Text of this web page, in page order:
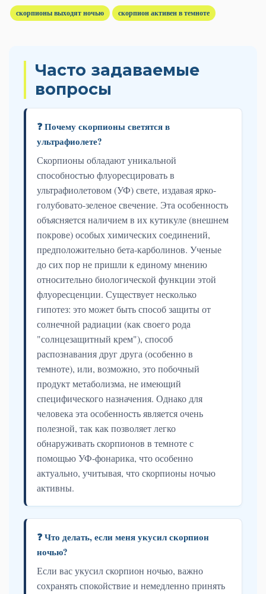
скорпионы выходят ночью скорпион активен в темноте
Часто задаваемые
вопросы
❓ Почему скорпионы светятся в
ультрафиолете?
Скорпионы обладают уникальной
способностью флуоресцировать в
ультрафиолетовом (УФ) свете, издавая ярко-
голубовато-зеленое свечение. Эта особенность
объясняется наличием в их кутикуле (внешнем
покрове) особых химических соединений,
предположительно бета-карболинов. Ученые
до сих пор не пришли к единому мнению
относительно биологической функции этой
флуоресценции. Существует несколько
гипотез: это может быть способ защиты от
солнечной радиации (как своего рода
"солнцезащитный крем"), способ
распознавания друг друга (особенно в
темноте), или, возможно, это побочный
продукт метаболизма, не имеющий
специфического назначения. Однако для
человека эта особенность является очень
полезной, так как позволяет легко
обнаруживать скорпионов в темноте с
помощью УФ-фонарика, что особенно
актуально, учитывая, что скорпионы ночью
активны.
❓ Что делать, если меня укусил скорпион
ночью?
Если вас укусил скорпион ночью, важно
сохранять спокойствие и немедленно принять